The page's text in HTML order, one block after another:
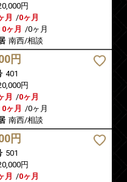
円
月 /0ヶ月
0ヶ月 /0ヶ月
南西/相談
円
401
円
月 /0ヶ月
0ヶ月 /0ヶ月
南西/相談
円
501
円
月 /0ヶ月